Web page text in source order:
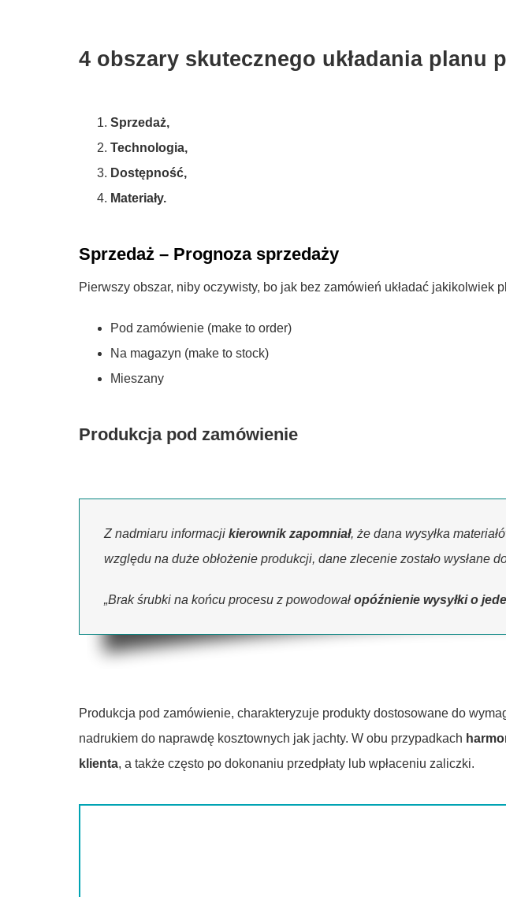
4 obszary skutecznego układania planu
Sprzedaż,
Technologia,
Dostępność,
Materiały.
Sprzedaż – Prognoza sprzedaży
Pierwszy obszar, niby oczywisty, bo jak bez zamówień układać jakikolwiek
Pod zamówienie (make to order)
Na magazyn (make to stock)
Mieszany
Produkcja pod zamówienie
Z nadmiaru informacji kierownik zapomniał, że dana wysyłka
względu na duże obłożenie produkcji, dane zlecenie zostało wysłane
„Brak śrubki na końcu procesu z powodował opóźnienie wysyłki o
Produkcja pod zamówienie, charakteryzuje produkty dostosowane do
nadrukiem do naprawdę kosztownych jak jachty. W obu przypadkach
klienta, a także często po dokonaniu przedpłaty lub wpłaceniu zaliczki.